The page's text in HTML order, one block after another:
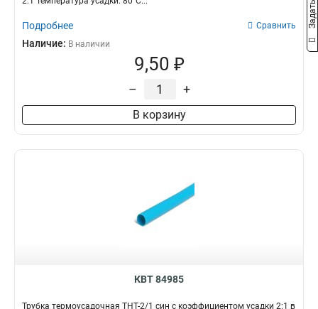
Подробнее Сравнить
Наличие: В наличии
9,50 ₽
– +
В корзину
КВТ 84985
Трубка термоусадочная ТНТ-2/1 син с коэффициентом усадки 2:1 в